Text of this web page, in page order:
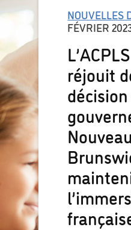
NOUVELLES
FÉVRIER
réjouit